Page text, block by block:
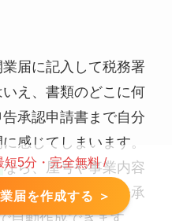
届に記入して税務署
え、書類のどこに何
承認申請書まで自分
感じてしまいます。
なら、屋号や事業内容
開業届と青色申告承
自動作成できます。
5分・完全無料 /
届を作成する ＞